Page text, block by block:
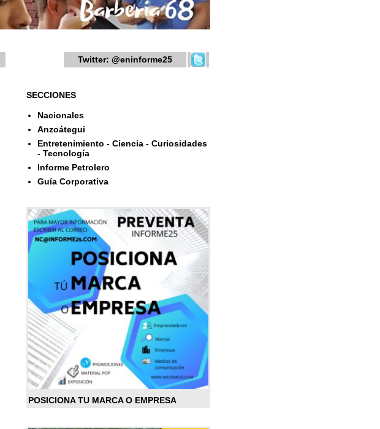
Twitter: @eninforme25
SECCIONES
Nacionales
Anzoátegui
Entretenimiento - Ciencia - Curiosidades
- Tecnología
Informe Petrolero
Guía Corporativa
POSICIONA TU MARCA O EMPRESA